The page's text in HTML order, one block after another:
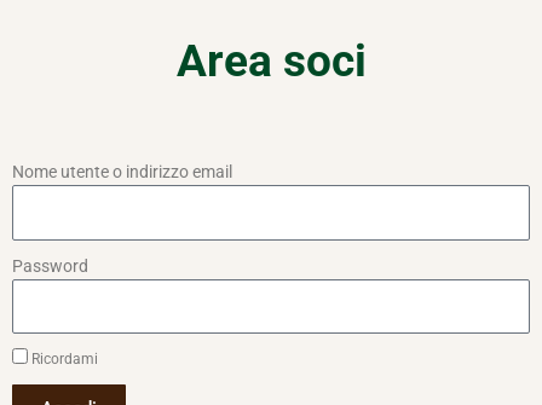
Area soci
Nome utente o indirizzo email
Password
Ricordami